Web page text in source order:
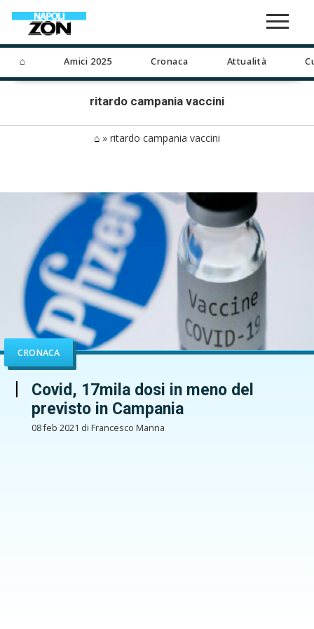
⌂ Amici 2025 Cronaca Attualità
ritardo campania vaccini
⌂ » ritardo campania vaccini
CRONACA
Covid, 17mila dosi in meno del
previsto in Campania
08 feb 2021 di Francesco Manna